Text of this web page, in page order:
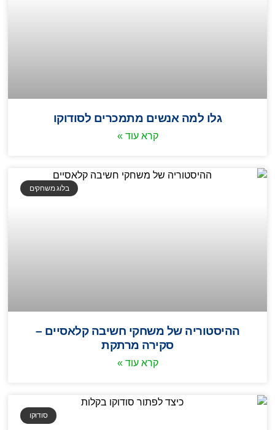
גלו למה אנשים מתמכרים לסודוקו
קרא עוד »
בלוג משחקים
ההיסטוריה של משחקי חשיבה קלאסיים –
סקירה מרתקת
קרא עוד »
סודוקו